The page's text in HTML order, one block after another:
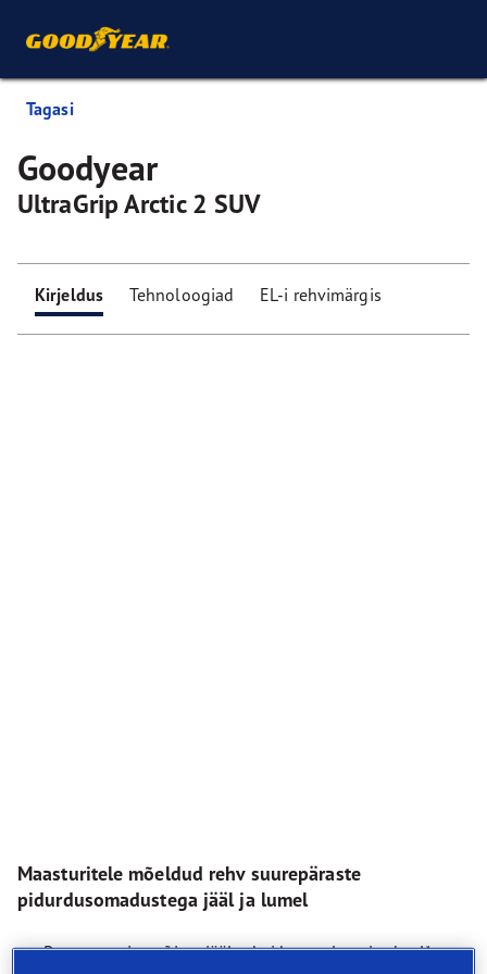
Tagasi
Goodyear
UltraGrip Arctic 2 SUV
Kirjeldus Tehnoloogiad EL-i rehvimärgis
Maasturitele mõeldud rehv suurepäraste
pidurdusomadustega jääl ja lumel
Parem sooritusvõime jääl rehvi kogu eluea jooksul*